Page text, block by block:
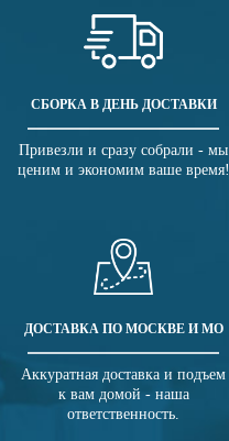
СБОРКА В ДЕНЬ ДОСТАВКИ
Привезли и сразу собрали - мы
ценим и экономим ваше время!
ДОСТАВКА ПО МОСКВЕ И МО
Аккуратная доставка и подъем
к вам домой - наша
ответственность.